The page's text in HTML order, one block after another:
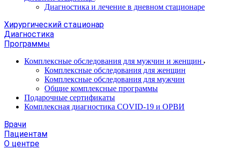
Диагностика и лечение в дневном стационаре
Хирургический стационар
Диагностика
Программы
Комплексные обследования для мужчин и женщин
Комплексные обследования для женщин
Комплексные обследования для мужчин
Общие комплексные программы
Подарочные сертификаты
Комплексная диагностика COVID-19 и ОРВИ
Врачи
Пациентам
О центре